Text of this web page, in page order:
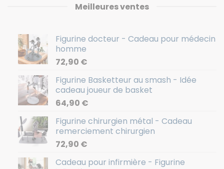
Meilleures ventes
Figurine docteur - Cadeau pour médecin
homme
72,90 €
Figurine Basketteur au smash - Idée
cadeau joueur de basket
64,90 €
Figurine chirurgien métal - Cadeau
remerciement chirurgien
72,90 €
Cadeau pour infirmière - Figurine